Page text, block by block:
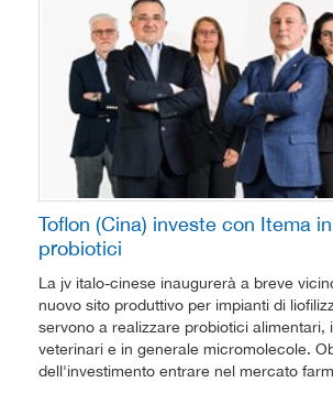
Toflon (Cina) investe con Itema
probiotici
La jv italo-cinese inaugurerà a breve
nuovo sito produttivo per impianti di
servono a realizzare probiotici alimentari,
veterinari e in generale micromolecole.
dell'investimento entrare nel mercato